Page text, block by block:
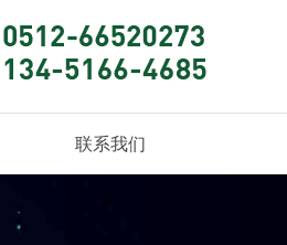
联系我们